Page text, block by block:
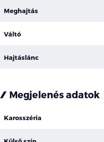
Meghajtás
Váltó
Hajtáslánc
Megjelenés adatok
Karosszéria